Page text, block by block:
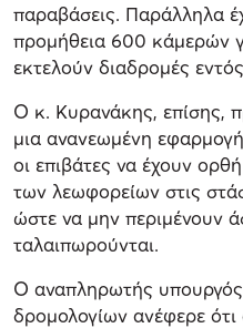
παραβάσεις. Παράλληλα
προμήθεια 600 κάμερών
εκτελούν διαδρομές
Ο κ. Κυρανάκης, επίσης,
μια ανανεωμένη
οι επιβάτες να έχουν
των λεωφορείων στις
ώστε να μην περιμένουν
ταλαιπωρούνται.
Ο αναπληρωτής
δρομολογίων ανέφερε ότι